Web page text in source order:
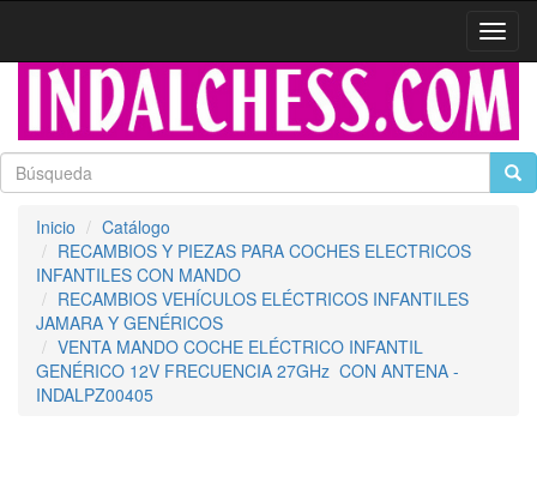
Inicio
Catálogo
RECAMBIOS Y PIEZAS PARA COCHES ELECTRICOS
INFANTILES CON MANDO
RECAMBIOS VEHÍCULOS ELÉCTRICOS INFANTILES
JAMARA Y GENÉRICOS
VENTA MANDO COCHE ELÉCTRICO INFANTIL
GENÉRICO 12V FRECUENCIA 27GHz CON ANTENA -
INDALPZ00405